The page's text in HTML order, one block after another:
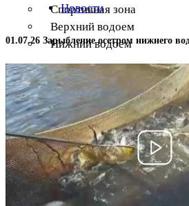
Спортивная зона
Верхний водоем
Нижний водоем
Услуги
Беседки
Гостиница
Приготовить рыбу
Прокат инвентаря
Магазин
Правила ловли
Новости
01.07.26 Зарыбление осетром нижнего